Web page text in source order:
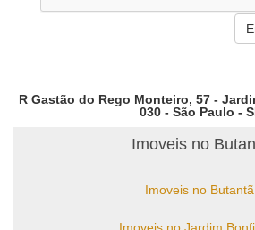
R Gastão do Rego Monteiro, 57 -
030 - São Paulo -
Imoveis no
Imoveis no Butantã